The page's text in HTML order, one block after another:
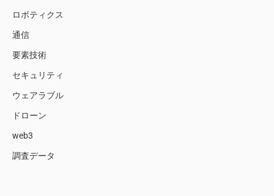
ロボティクス
通信
要素技術
セキュリティ
ウェアラブル
ドローン
web3
調査データ